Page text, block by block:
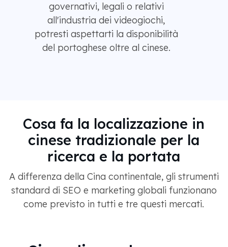
governativi, legali o relativi
all'industria dei videogiochi,
potresti aspettarti la disponibilità
del portoghese oltre al cinese.
Cosa fa la localizzazione in
cinese tradizionale per la
ricerca e la portata
A differenza della Cina continentale, gli strumenti
standard di SEO e marketing globali funzionano
come previsto in tutti e tre questi mercati.